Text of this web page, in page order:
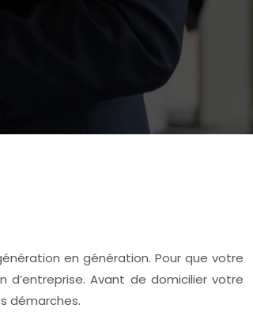
en génération. Pour que votre
Avant de domicilier votre
démarches.